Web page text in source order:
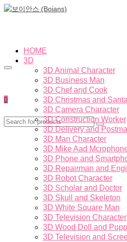
0
HOME
3D
3D Animal Character
3D Business Man
3D Chef and Cook
3D Christmas and
3D Camera Character
3D Construction Worker
3D Delivery and
3D Man Character
3D Mike Aad
3D Phone and
3D Repairman and
3D Robot Character
3D Scholar and Doctor
3D Skull and Skeleton
3D White Square Man
3D Television Character
3D Wood Doll and
3D Television and